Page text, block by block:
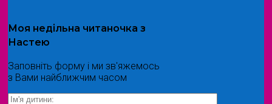
Моя недільна читаночка з
Настею
Заповніть форму і ми зв'яжемось
з Вами найближчим часом